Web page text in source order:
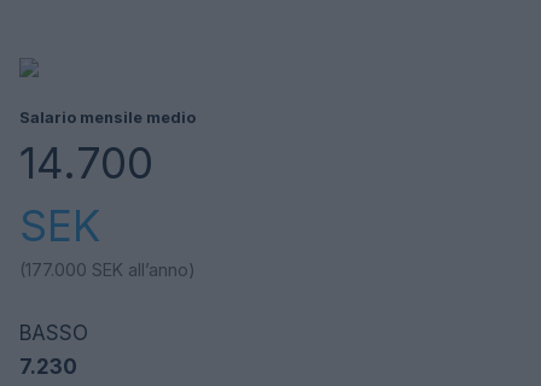
Salario mensile medio
14.700
SEK
(177.000 SEK all’anno)
BASSO
7.230